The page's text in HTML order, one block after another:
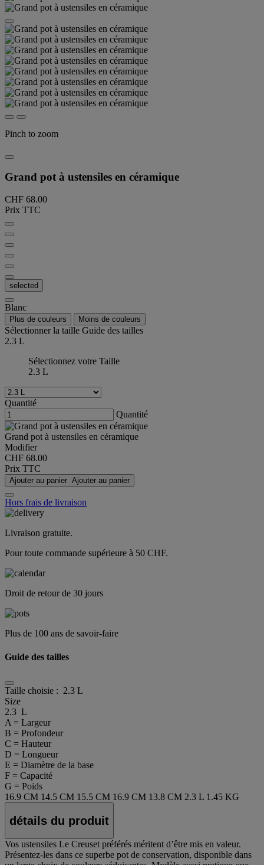
Pinch to zoom
Grand pot à ustensiles en céramique
CHF 68.00
Prix TTC
selected
Blanc
Plus de couleurs Moins de couleurs
Sélectionner la taille Guide des tailles
2.3 L
Sélectionnez votre Taille
2.3 L
Quantité
Quantité
Grand pot à ustensiles en céramique
Modifier
CHF 68.00
Prix TTC
Ajouter au panier Ajouter au panier
Hors frais de livraison
Livraison gratuite.
Pour toute commande supérieure à 50 CHF.
Droit de retour de 30 jours
Plus de 100 ans de savoir-faire
Guide des tailles
Taille choisie : 2.3 L
Size
2.3 L
A = Largeur
B = Profondeur
C = Hauteur
D = Longueur
E = Diamètre de la base
F = Capacité
G = Poids
16.9 CM 14.5 CM 15.5 CM 16.9 CM 13.8 CM 2.3 L 1.45 KG
détails du produit
Vos ustensiles Le Creuset préférés méritent d’être mis en valeur.
Présentez-les dans ce superbe pot de conservation, disponible dans